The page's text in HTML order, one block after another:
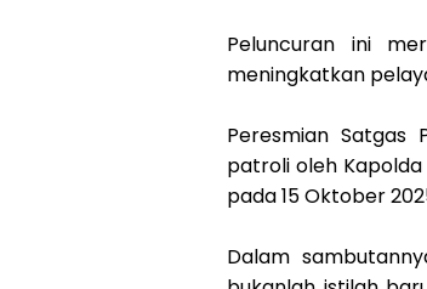
Peluncuran ini
meningkatkan
Peresmian Satgas
patroli oleh Kapolda
pada 15 Oktober
Dalam